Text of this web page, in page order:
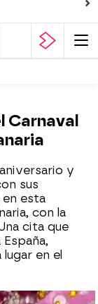
y
sus
esta
con la
cita que
en el